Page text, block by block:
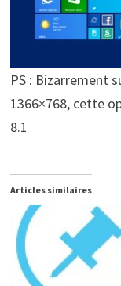
PS : Bizarrement
1366×768, cette
8.1
Articles similaires